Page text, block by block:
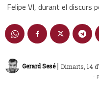
Felipe VI, durant el discurs
Gerard Sesé | Dimarts, 14
-